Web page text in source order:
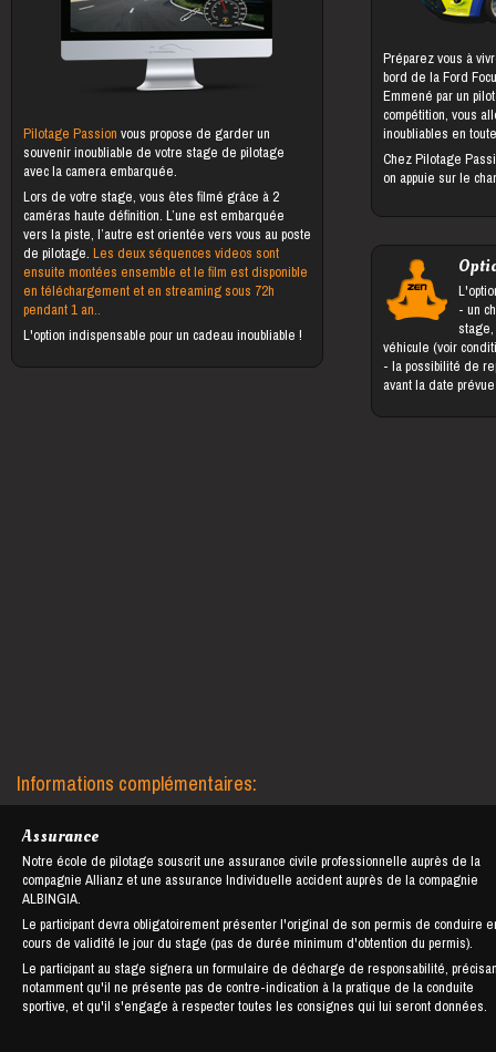
Pilotage Passionvous propose de garder un
souvenir inoubliable de votre stage de pilotage
avec la camera embarquée.
Lors de votre stage, vous êtes filmé grâce à 2
caméras haute définition. L’une est embarquée
vers la piste, l’autre est orientée vers vous au poste
de pilotage.Les deux séquences videos sont
ensuite montées ensemble et le film est disponible
en téléchargement et en streaming sous 72h
pendant 1 an..
L'option indispensable pour un cadeau inoubliable !
Préparez vous à
bord de la Ford
Emmené par un
compétition, vous
inoubliables en
Chez Pilotage
on appuie sur le
- un changement du bénéficiaire du
véhicule (voir
- la possibilité de reporter le stage jusqu'à 5 jours
avant la date
Informations complémentaires:
Assurance
Notre école de pilotage souscrit une assurance civile professionnelle auprès de la
compagnie Allianz et une assurance Individuelle accident auprès de la compagnie
ALBINGIA.
Le participant devra obligatoirement présenter l'original de son permis de conduire
cours de validité le jour du stage (pas de durée minimum d'obtention du permis).
Le participant au stage signera un formulaire de décharge de responsabilité,
notamment qu'il ne présente pas de contre-indication à la pratique de la conduite
sportive, et qu'il s'engage à respecter toutes les consignes qui lui seront données.